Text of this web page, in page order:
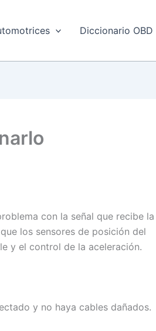
Diccionario OBD
con la señal que recibe la
los sensores de posición del
y el control de la aceleración.
y no haya cables dañados.